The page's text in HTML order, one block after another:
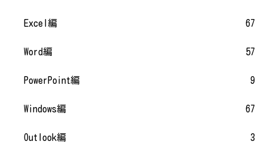
Excel編 67
Word編 57
PowerPoint編 9
Windows編 67
Outlook編 3